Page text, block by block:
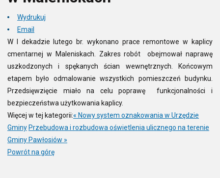
Wydrukuj
Email
W I dekadzie lutego br. wykonano prace remontowe w kaplicy
cmentarnej w Maleniskach. Zakres robót obejmował naprawę
uszkodzonych i spękanych ścian wewnętrznych. Końcowym
etapem było odmalowanie wszystkich pomieszczeń budynku.
Przedsięwzięcie miało na celu poprawę funkcjonalności i
bezpieczeństwa użytkowania kaplicy.
Więcej w tej kategorii:« Nowy system oznakowania w Urzędzie
Gminy Przebudowa i rozbudowa oświetlenia ulicznego na terenie
Gminy Pawłosiów »
Powrót na górę